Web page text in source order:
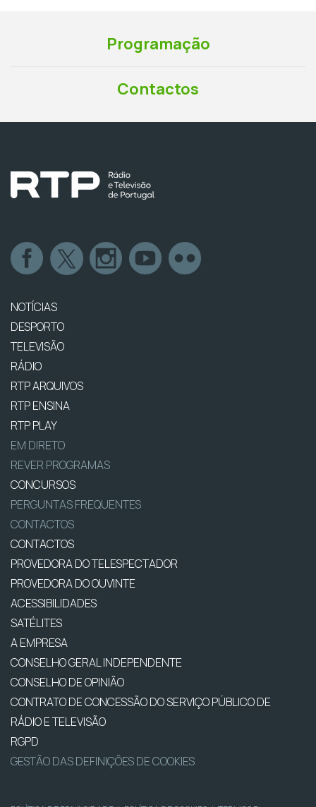
Programação
Contactos
NOTÍCIAS
DESPORTO
TELEVISÃO
RÁDIO
RTP ARQUIVOS
RTP ENSINA
RTP PLAY
EM DIRETO
REVER PROGRAMAS
CONCURSOS
PERGUNTAS FREQUENTES
CONTACTOS
CONTACTOS
PROVEDORA DO TELESPECTADOR
PROVEDORA DO OUVINTE
ACESSIBILIDADES
SATÉLITES
A EMPRESA
CONSELHO GERAL INDEPENDENTE
CONSELHO DE OPINIÃO
CONTRATO DE CONCESSÃO DO SERVIÇO PÚBLICO DE
RÁDIO E TELEVISÃO
RGPD
GESTÃO DAS DEFINIÇÕES DE COOKIES